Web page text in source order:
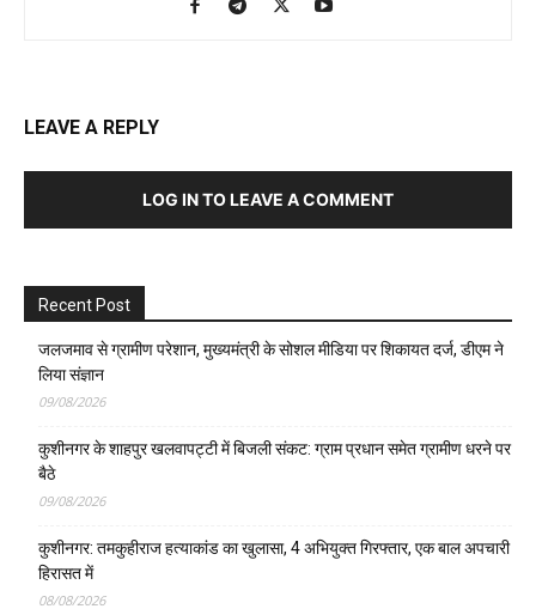
LEAVE A REPLY
LOG IN TO LEAVE A COMMENT
Recent Post
जलजमाव से ग्रामीण परेशान, मुख्यमंत्री के सोशल मीडिया पर शिकायत दर्ज, डीएम ने
लिया संज्ञान
09/08/2026
कुशीनगर के शाहपुर खलवापट्टी में बिजली संकट: ग्राम प्रधान समेत ग्रामीण धरने पर
बैठे
09/08/2026
कुशीनगर: तमकुहीराज हत्याकांड का खुलासा, 4 अभियुक्त गिरफ्तार, एक बाल अपचारी
हिरासत में
08/08/2026